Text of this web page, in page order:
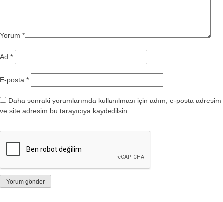
Yorum *
Ad *
E-posta *
Daha sonraki yorumlarımda kullanılması için adım, e-posta adresim
ve site adresim bu tarayıcıya kaydedilsin.